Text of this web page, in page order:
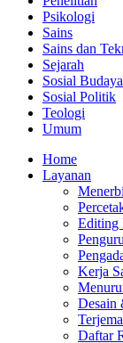
Psikologi
Sains
Sains dan
Sejarah
Sosial Budaya
Sosial Politik
Teologi
Umum
Home
Layanan
Editing
Kerja
Desain
Daftar